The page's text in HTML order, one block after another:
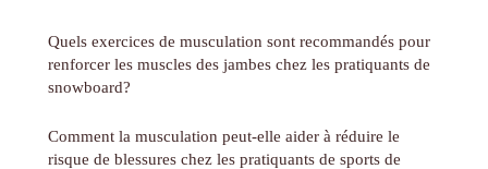
Quels exercices de musculation sont recommandés pour
renforcer les muscles des jambes chez les pratiquants de
snowboard?
Comment la musculation peut-elle aider à réduire le
risque de blessures chez les pratiquants de sports de